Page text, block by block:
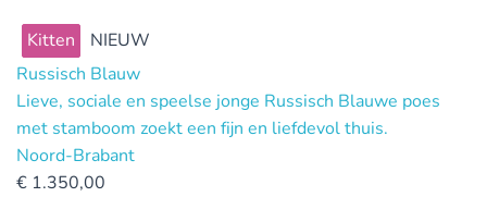
Kitten
NIEUW
Russisch Blauw
Lieve, sociale en speelse jonge Russisch Blauwe poes
met stamboom zoekt een fijn en liefdevol thuis.
Noord-Brabant
€ 1.350,00